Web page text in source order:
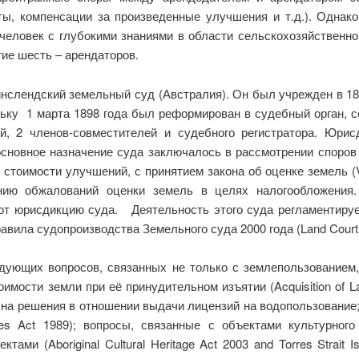
компенсации за произведенные улучшения и т.д.).
с глубокими знаниями в области
шесть – арендаторов.
земельный суд (Австралия). Он был учрежден в
1 марта 1898 года был реформирован в судебный орган,
2 членов-совместителей и судебного регистратора.
назначение суда заключалось в рассмотрении
улучшений, с принятием закона об оценке
обжалований оценки земель в целях
юрисдикцию суда. Деятельность этого суда
судопроизводства Земельного суда 2000 года (Land
вопросов, связанных не только с
земли при её принудительном изъятии (Acquisition of
решения в отношении выдачи лицензий на
Act 1989); вопросы, связанные с объектами
(Aboriginal Cultural Heritage Act 2003 and Torres